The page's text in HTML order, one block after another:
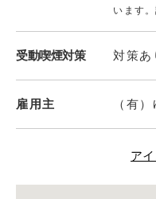
います
受動喫煙対策 対策あ
雇用主 （有
ア